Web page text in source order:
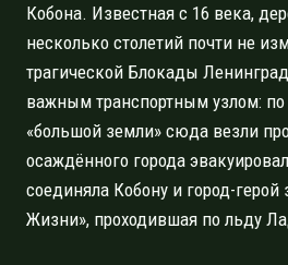
Кобона. Известная с 16 века,
несколько столетий почти не
трагической Блокады
важным транспортным узлом: по
«большой земли» сюда везли
осаждённого города
соединяла Кобону и город-
Жизни», проходившая по льду